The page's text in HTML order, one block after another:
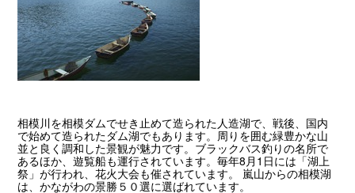
相模川を相模ダムでせき止めて造られた人造湖で、戦後、国内
で始めて造られたダム湖でもあります。周りを囲む緑豊かな山
並と良く調和した景観が魅力です。ブラックバス釣りの名所で
あるほか、遊覧船も運行されています。毎年8月1日には「湖上
祭」が行われ、花火大会も催されています。 嵐山からの相模湖
は、かながわの景勝５０選に選ばれています。